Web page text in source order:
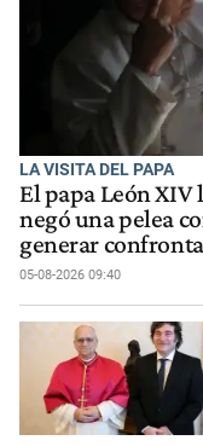
LA VISITA DEL PAPA
El papa León
negó una pelea
generar
05-08-2026 09:40